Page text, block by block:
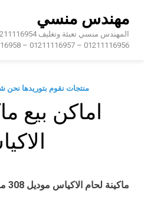
content
مهندس منسي
01211116956 – 01211116957 – 01211116958
منتجات نقوم بتوريدها
اماكن بيع
ماكينة لحام الاكياس موديل 308